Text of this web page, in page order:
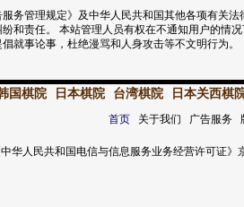
务管理规定》及中华人民共和国其他各项有关
和责任。 本站管理人员有权在不通知用户的情
就事论事，杜绝漫骂和人身攻击等不文明行为。
国棋院 日本棋院 台湾棋院 日本关西棋
首页关于我们 广告服务
中华人民共和国电信与信息服务业务经营许可证